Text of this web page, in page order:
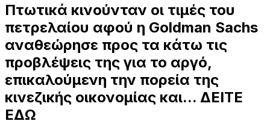
Πτωτικά κινούνταν οι τιμές του
πετρελαίου αφού η Goldman Sachs
αναθεώρησε προς τα κάτω τις
προβλέψεις της για το αργό,
επικαλούμενη την πορεία της
κινεζικής οικονομίας και... ΔΕΙΤΕ
ΕΔΩ